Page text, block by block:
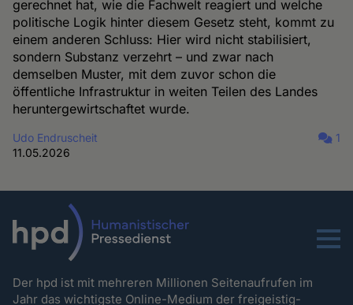
gerechnet hat, wie die Fachwelt reagiert und welche
politische Logik hinter diesem Gesetz steht, kommt zu
einem anderen Schluss: Hier wird nicht stabilisiert,
sondern Substanz verzehrt – und zwar nach
demselben Muster, mit dem zuvor schon die
öffentliche Infrastruktur in weiten Teilen des Landes
heruntergewirtschaftet wurde.
Udo Endruscheit
11.05.2026
1
Menu
Der hpd ist mit mehreren Millionen Seitenaufrufen im
Jahr das wichtigste Online-Medium der freigeistig-